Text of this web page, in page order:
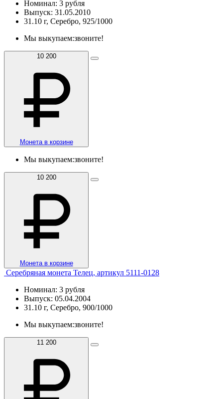
Номинал: 3 рубля
Выпуск: 31.05.2010
31.10 г, Серебро, 925/1000
Мы выкупаем:звоните!
10 200
Монета в корзине
Мы выкупаем:звоните!
10 200
Монета в корзине
Серебряная монета Телец, артикул 5111-0128
Номинал: 3 рубля
Выпуск: 05.04.2004
31.10 г, Серебро, 900/1000
Мы выкупаем:звоните!
11 200